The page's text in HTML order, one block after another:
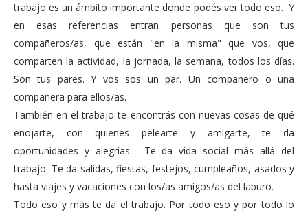
trabajo es un ámbito importante donde podés ver todo eso. Y
en esas referencias entran personas que son tus
compañeros/as, que están "en la misma" que vos, que
comparten la actividad, la jornada, la semana, todos los días.
Son tus pares. Y vos sos un par. Un compañero o una
compañera para ellos/as.
También en el trabajo te encontrás con nuevas cosas de qué
enojarte, con quienes pelearte y amigarte, te da
oportunidades y alegrías. Te da vida social más allá del
trabajo. Te da salidas, fiestas, festejos, cumpleaños, asados y
hasta viajes y vacaciones con los/as amigos/as del laburo.
Todo eso y más te da el trabajo. Por todo eso y por todo lo